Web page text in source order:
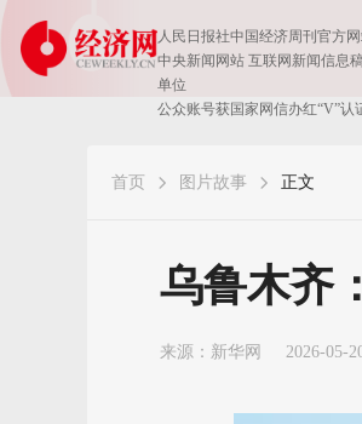
人民日报社中国经济周刊官方
中央新闻网站 互联网新闻信息
单位
公众账号获国家网信办红“V”认
首页 图片故事 正文
乌鲁木齐
来源： 新华网 2026-05-